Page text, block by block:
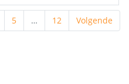
5 … 12 Volgende